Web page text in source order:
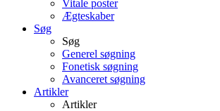
Vitale poster
Ægteskaber
Søg
Søg
Generel søgning
Fonetisk søgning
Avanceret søgning
Artikler
Artikler